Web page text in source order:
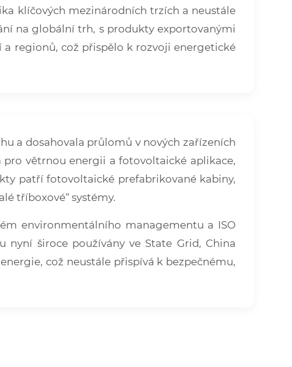
klíčových mezinárodních trzích a neustále
na globální trh, s produkty exportovanými
a regionů, což přispělo k rozvoji energetické
a dosahovala průlomů v nových zařízeních
pro větrnou energii a fotovoltaické aplikace,
patří fotovoltaické prefabrikované kabiny,
tříboxové“ systémy.
environmentálního managementu a ISO
nyní široce používány ve State Grid, China
což neustále přispívá k bezpečnému,